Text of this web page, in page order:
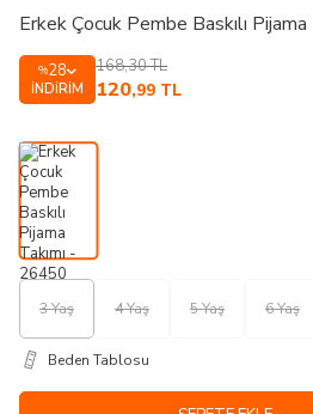
Erkek Çocuk Pembe Baskılı
%28
İNDIRIM
168,30TL
120,99 TL
3 Yaş 4 Yaş 5 Yaş 6 Yaş
Beden Tablosu